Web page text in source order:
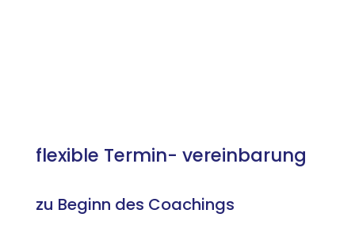
flexible Termin- vereinbarung
zu Beginn des Coachings